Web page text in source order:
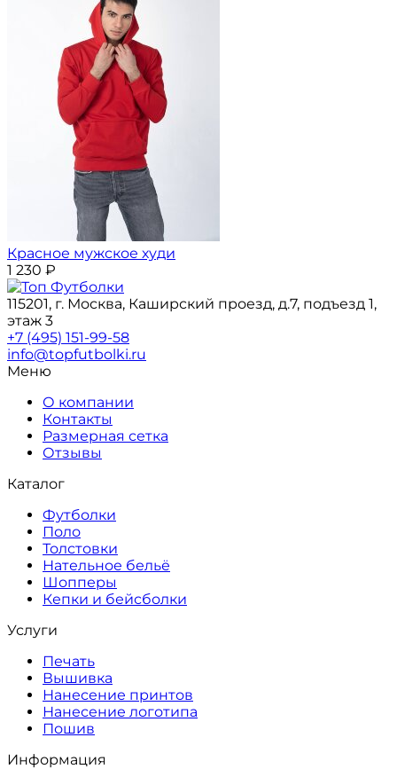
Красное мужское худи
1 230 ₽
115201, г. Москва, Каширский проезд, д.7, подъезд 1,
этаж 3
+7 (495) 151-99-58
info@topfutbolki.ru
Меню
О компании
Контакты
Размерная сетка
Отзывы
Каталог
Футболки
Поло
Толстовки
Нательное бельё
Шопперы
Кепки и бейсболки
Услуги
Печать
Вышивка
Нанесение принтов
Нанесение логотипа
Пошив
Информация